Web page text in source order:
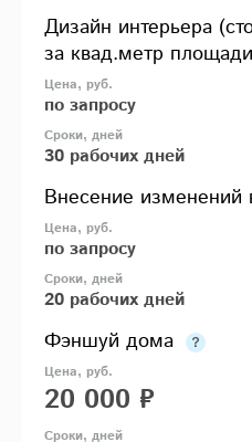
Дизайн интерьера
за квад.метр
по запросу
30 рабочих дней
Внесение изменений
по запросу
20 рабочих дней
Фэншуй дома
20 000 ₽